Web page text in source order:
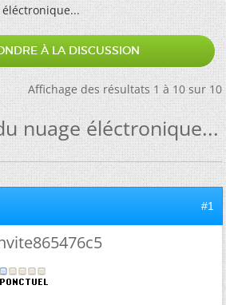
À LA DISCUSSION
Affichage des résultats 1 à 10 sur 10
nuage éléctronique...
#1